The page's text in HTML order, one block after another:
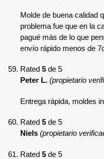
Molde de buena calidad
problema fue que en la
pagué más de lo que
envío rápido menos de
Rated 5 de 5
Peter L. (propietario
Entrega rápida, moldes
Rated 5 de 5
Niels (propietario
Rated 5 de 5